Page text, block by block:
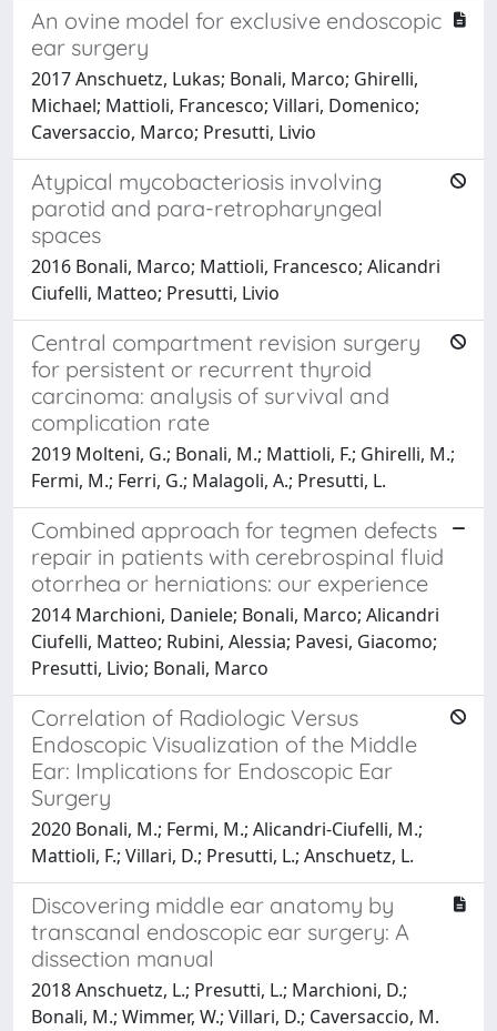
An ovine model for exclusive endoscopic
ear surgery
2017 Anschuetz, Lukas; Bonali, Marco; Ghirelli,
Michael; Mattioli, Francesco; Villari, Domenico;
Caversaccio, Marco; Presutti, Livio
Atypical mycobacteriosis involving
parotid and para-retropharyngeal
spaces
2016 Bonali, Marco; Mattioli, Francesco; Alicandri
Ciufelli, Matteo; Presutti, Livio
Central compartment revision surgery
for persistent or recurrent thyroid
carcinoma: analysis of survival and
complication rate
2019 Molteni, G.; Bonali, M.; Mattioli, F.; Ghirelli, M.;
Fermi, M.; Ferri, G.; Malagoli, A.; Presutti, L.
Combined approach for tegmen defects
repair in patients with cerebrospinal fluid
otorrhea or herniations: our experience
2014 Marchioni, Daniele; Bonali, Marco; Alicandri
Ciufelli, Matteo; Rubini, Alessia; Pavesi, Giacomo;
Presutti, Livio; Bonali, Marco
Correlation of Radiologic Versus
Endoscopic Visualization of the Middle
Ear: Implications for Endoscopic Ear
Surgery
2020 Bonali, M.; Fermi, M.; Alicandri-Ciufelli, M.;
Mattioli, F.; Villari, D.; Presutti, L.; Anschuetz, L.
Discovering middle ear anatomy by
transcanal endoscopic ear surgery: A
dissection manual
2018 Anschuetz, L.; Presutti, L.; Marchioni, D.;
Bonali, M.; Wimmer, W.; Villari, D.; Caversaccio, M.